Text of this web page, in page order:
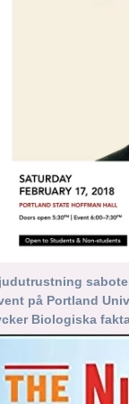
på Portland
Biologiska